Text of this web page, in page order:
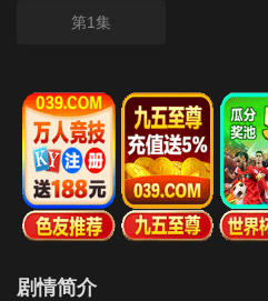
第1集
剧情简介